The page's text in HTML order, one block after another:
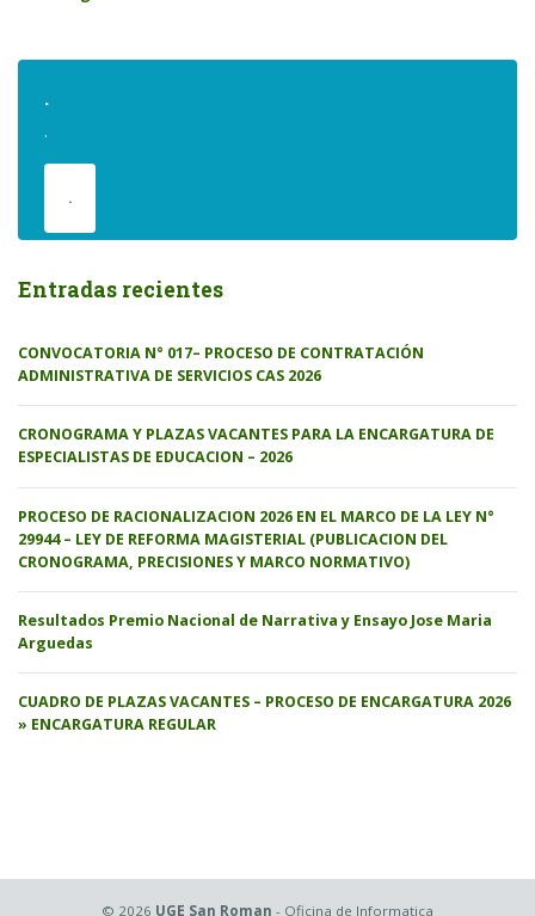
.
.
.
Entradas recientes
CONVOCATORIA N° 017– PROCESO DE CONTRATACIÓN
ADMINISTRATIVA DE SERVICIOS CAS 2026
CRONOGRAMA Y PLAZAS VACANTES PARA LA ENCARGATURA DE
ESPECIALISTAS DE EDUCACION – 2026
PROCESO DE RACIONALIZACION 2026 EN EL MARCO DE LA LEY N°
29944 – LEY DE REFORMA MAGISTERIAL (PUBLICACION DEL
CRONOGRAMA, PRECISIONES Y MARCO NORMATIVO)
Resultados Premio Nacional de Narrativa y Ensayo Jose Maria
Arguedas
CUADRO DE PLAZAS VACANTES – PROCESO DE ENCARGATURA 2026
» ENCARGATURA REGULAR
© 2026 UGE San Roman - Oficina de Informatica